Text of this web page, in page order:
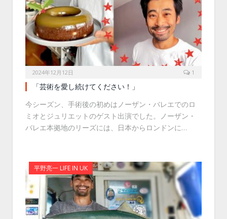
2024年12月12日 1
「芸術を愛し続けてください！」
今シーズン、手術後の初めはノーザン・バレエでのロ
ミオとジュリエットのゲスト出演でした。ノーザン・
バレエ本拠地のリーズには、日本からロンドンに…
平野亮一 LIFE IN UK